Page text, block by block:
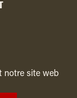
notre site web